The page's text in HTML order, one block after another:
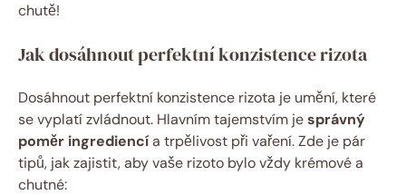
chutě!
Jak dosáhnout perfektní konzistence rizota
Dosáhnout perfektní konzistence rizota je umění, které
se vyplatí zvládnout. Hlavním tajemstvím jesprávný
poměr ingrediencía trpělivost při vaření. Zde je pár
tipů, jak zajistit, aby vaše rizoto bylo vždy krémové a
chutné: